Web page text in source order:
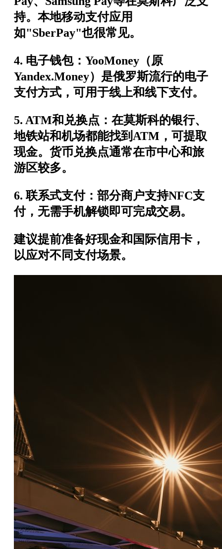
持。本地移动支付应用
如"SberPay"也很常见。
4. 电子钱包：YooMoney（原
Yandex.Money）是俄罗斯流行的电子
支付方式，可用于线上和线下支付。
5. ATM和兑换点 ：在莫斯科的银行、
地铁站和机场都能找到ATM，可提取
现金。货币兑换点通常在市中心和旅
游区较多。
6.联系式支付：部分商户支持NFC支
付，无需手机解锁即可完成交易。
建议提前准备好现金和国际信用卡，
以应对不同支付场景。